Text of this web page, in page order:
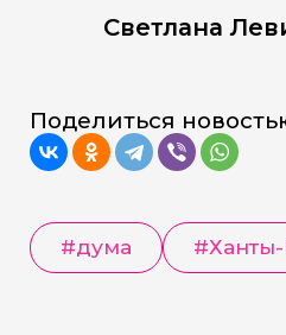
Светлана
Поделиться
#дума